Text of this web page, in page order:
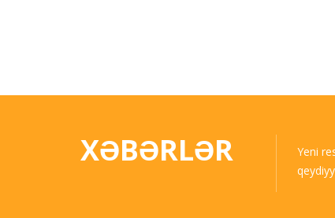
XƏBƏRLƏR
Yeni